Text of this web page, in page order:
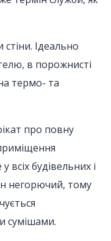
Ідеально
в порожнисті
термо- та
про повну
всіх будівельних і
негорючий, тому
сумішами.